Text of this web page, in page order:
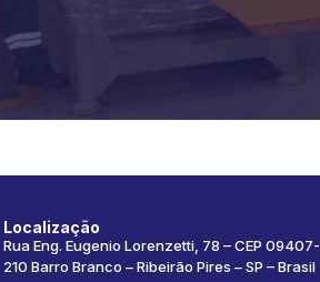
Localização
Rua Eng. Eugenio Lorenzetti, 78 – CEP 09407-
210 Barro Branco – Ribeirão Pires – SP – Brasil